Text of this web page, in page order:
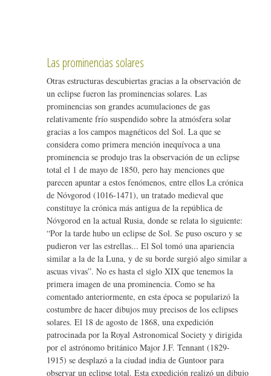
Las prominencias solares
Otras estructuras descubiertas gracias a la observación de
un eclipse fueron las prominencias solares. Las
prominencias son grandes acumulaciones de gas
relativamente frío suspendido sobre la atmósfera solar
gracias a los campos magnéticos del Sol. La que se
considera como primera mención inequívoca a una
prominencia se produjo tras la observación de un eclipse
total el 1 de mayo de 1850, pero hay menciones que
parecen apuntar a estos fenómenos, entre ellos La crónica
de Nóvgorod (1016-1471), un tratado medieval que
constituye la crónica más antigua de la república de
Nóvgorod en la actual Rusia, donde se relata lo siguiente:
“Por la tarde hubo un eclipse de Sol. Se puso oscuro y se
pudieron ver las estrellas... El Sol tomó una apariencia
similar a la de la Luna, y de su borde surgió algo similar a
ascuas vivas”. No es hasta el siglo XIX que tenemos la
primera imagen de una prominencia. Como se ha
comentado anteriormente, en esta época se popularizó la
costumbre de hacer dibujos muy precisos de los eclipses
solares. El 18 de agosto de 1868, una expedición
patrocinada por la Royal Astronomical Society y dirigida
por el astrónomo británico Major J.F. Tennant (1829-
1915) se desplazó a la ciudad india de Guntoor para
observar un eclipse total. Esta expedición realizó un dibujo